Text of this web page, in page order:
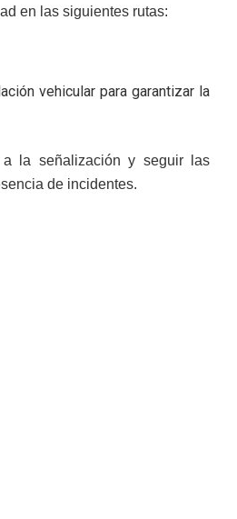
en las siguientes rutas:
vehicular para garantizar la
la señalización y seguir las
de incidentes.